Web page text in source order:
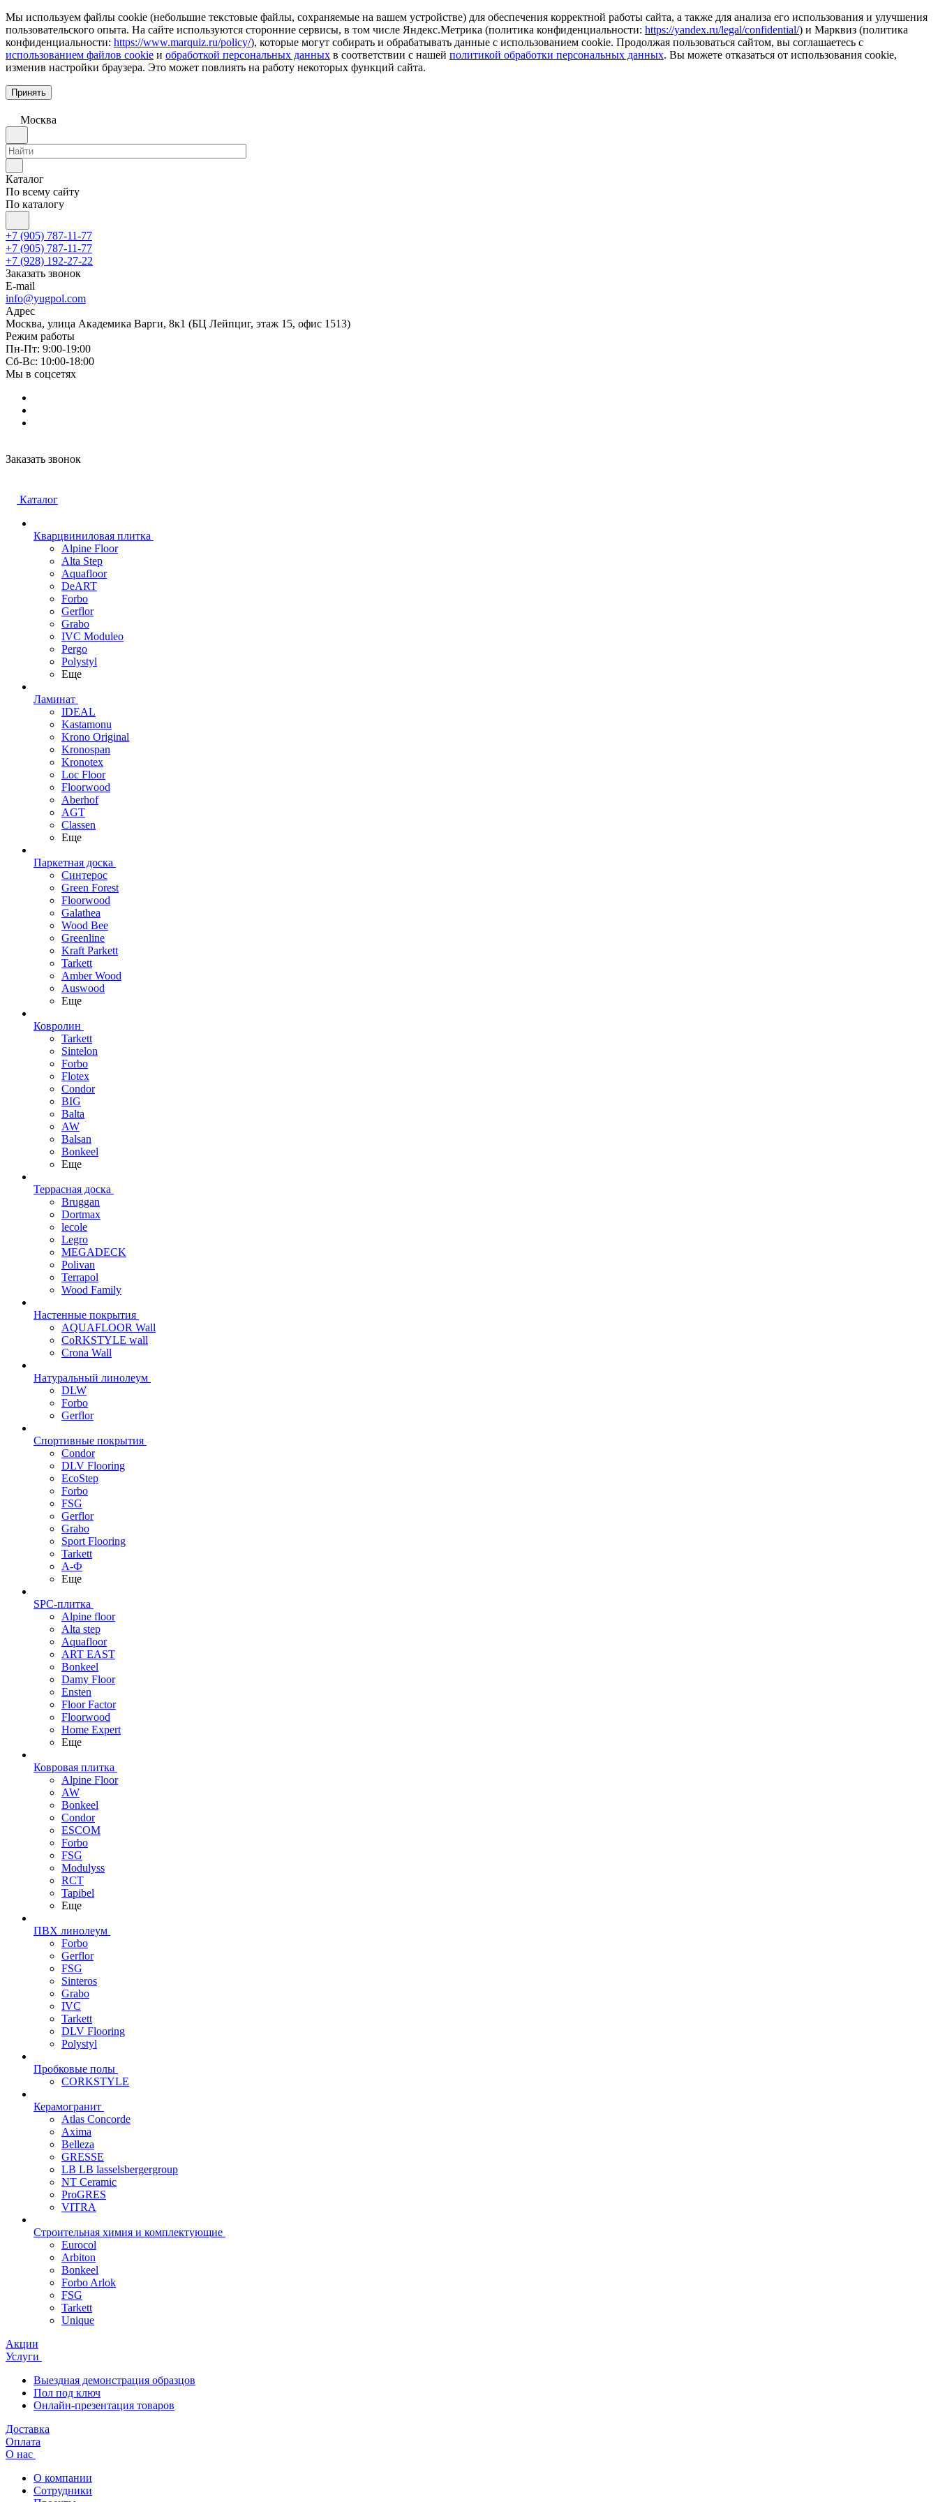
Мы используем файлы cookie (небольшие текстовые файлы, сохраняемые на вашем устройстве) для обеспечения корректной работы сайта, а также для анализа его использования и улучшения
пользовательского опыта. На сайте используются сторонние сервисы, в том числе Яндекс.Метрика (политика конфиденциальности: https://yandex.ru/legal/confidential/) и Марквиз (политика
конфиденциальности: https://www.marquiz.ru/policy/), которые могут собирать и обрабатывать данные с использованием cookie. Продолжая пользоваться сайтом, вы соглашаетесь с
использованием файлов cookie и обработкой персональных данных в соответствии с нашей политикой обработки персональных данных. Вы можете отказаться от использования cookie,
изменив настройки браузера. Это может повлиять на работу некоторых функций сайта.
Принять
Москва
Каталог
По всему сайту
По каталогу
+7 (905) 787-11-77
+7 (905) 787-11-77
+7 (928) 192-27-22
Заказать звонок
E-mail
info@yugpol.com
Адрес
Москва, улица Академика Варги, 8к1 (БЦ Лейпциг, этаж 15, офис 1513)
Режим работы
Пн-Пт: 9:00-19:00
Cб-Вс: 10:00-18:00
Мы в соцсетях
Заказать звонок
Каталог
Кварцвиниловая плитка
Alpine Floor
Alta Step
Aquafloor
DeART
Forbo
Gerflor
Grabo
IVC Moduleo
Pergo
Polystyl
Еще
Ламинат
IDEAL
Kastamonu
Krono Original
Kronospan
Kronotex
Loc Floor
Floorwood
Aberhof
AGT
Classen
Еще
Паркетная доска
Синтерос
Green Forest
Floorwood
Galathea
Wood Bee
Greenline
Kraft Parkett
Tarkett
Amber Wood
Auswood
Еще
Ковролин
Tarkett
Sintelon
Forbo
Flotex
Condor
BIG
Balta
AW
Balsan
Bonkeel
Еще
Террасная доска
Bruggan
Dortmax
lecole
Legro
MEGADECK
Polivan
Terrapol
Wood Family
Настенные покрытия
AQUAFLOOR Wall
CoRKSTYLE wall
Crona Wall
Натуральный линолеум
DLW
Forbo
Gerflor
Спортивные покрытия
Condor
DLV Flooring
EcoStep
Forbo
FSG
Gerflor
Grabo
Sport Flooring
Tarkett
А-Ф
Еще
SPC-плитка
Alpine floor
Alta step
Aquafloor
ART EAST
Bonkeel
Damy Floor
Ensten
Floor Factor
Floorwood
Home Expert
Еще
Ковровая плитка
Alpine Floor
AW
Bonkeel
Condor
ESCOM
Forbo
FSG
Modulyss
RCT
Tapibel
Еще
ПВХ линолеум
Forbo
Gerflor
FSG
Sinteros
Grabo
IVC
Tarkett
DLV Flooring
Polystyl
Пробковые полы
CORKSTYLE
Керамогранит
Atlas Concorde
Axima
Belleza
GRESSE
LB LB lasselsbergergroup
NT Ceramic
ProGRES
VITRA
Строительная химия и комплектующие
Eurocol
Arbiton
Bonkeel
Forbo Arlok
FSG
Tarkett
Unique
Акции
Услуги
Выездная демонстрация образцов
Пол под ключ
Онлайн-презентация товаров
Доставка
Оплата
О нас
О компании
Сотрудники